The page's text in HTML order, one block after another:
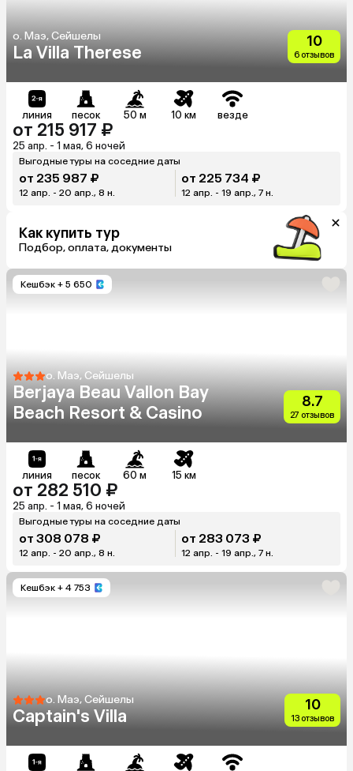
о. Маэ, Сейшелы
La Villa Therese
10
6 отзывов
линия песок 50 м 10 км везде
от 215 917 ₽
25 апр. - 1 мая, 6 ночей
Выгодные туры на соседние даты
от 235 987 ₽
12 апр. - 20 апр., 8 н.
от 225 734 ₽
12 апр. - 19 апр., 7 н.
Как купить тур
Подбор, оплата, документы
Кешбэк + 5 650
о. Маэ, Сейшелы
Berjaya Beau Vallon Bay
Beach Resort & Casino
8.7
27 отзывов
линия песок 60 м 15 км
от 282 510 ₽
25 апр. - 1 мая, 6 ночей
Выгодные туры на соседние даты
от 308 078 ₽
12 апр. - 20 апр., 8 н.
от 283 073 ₽
12 апр. - 19 апр., 7 н.
Кешбэк + 4 753
о. Маэ, Сейшелы
Captain's Villa
10
13 отзывов